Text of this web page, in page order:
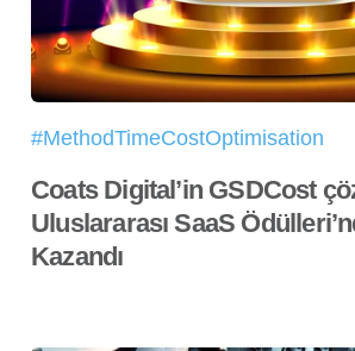
#MethodTimeCostOptimisation
Coats Digital’in GSDCost
Uluslararası SaaS
Kazandı